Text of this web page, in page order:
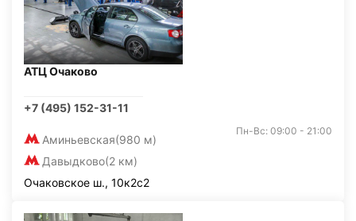
АТЦ Очаково
+7 (495) 152-31-11
Аминьевская(980 м)
Давыдково(2 км)
Пн-Вс: 09:00 - 21:00
Очаковское ш., 10к2с2